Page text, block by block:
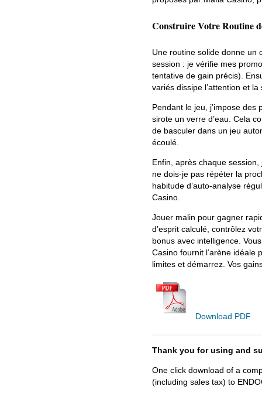
Construire Votre Routine
Une routine solide donne un
session : je vérifie mes
tentative de gain précis).
variés dissipe l’attention et la
Pendant le jeu, j’impose des
sirote un verre d’eau. Cela
de basculer dans un jeu
écoulé.
Enfin, après chaque
ne dois-je pas répéter la
habitude d’auto-analyse
Casino.
Jouer malin pour gagner
d’esprit calculé, contrôlez
bonus avec intelligence.
Casino fournit l’arène
limites et démarrez. Vos
Download PDF
Thank you for using and
One click download of a
(including sales tax) to